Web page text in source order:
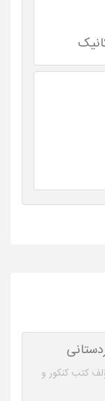
مؤلف کتب کنکور و